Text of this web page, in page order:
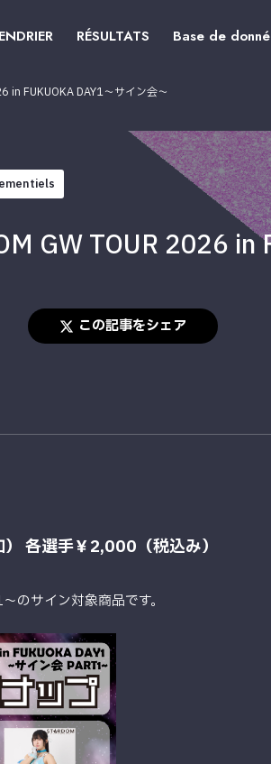
RÉSULTATS Base de
in FUKUOKA DAY1〜サイン会〜
GW TOUR 2026
この記事をシェア
各選手￥2,000（税込み）
のサイン対象商品です。